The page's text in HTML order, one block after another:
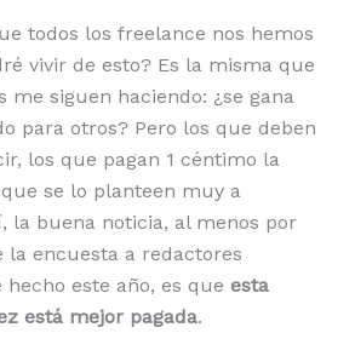
todos los freelance nos hemos
vivir de esto? Es la misma que
me siguen haciendo: ¿se gana
para otros? Pero los que deben
los que pagan 1 céntimo la
se lo planteen muy a
la buena noticia, al menos por
la encuesta a redactores
este año, es que esta
está mejor pagada.